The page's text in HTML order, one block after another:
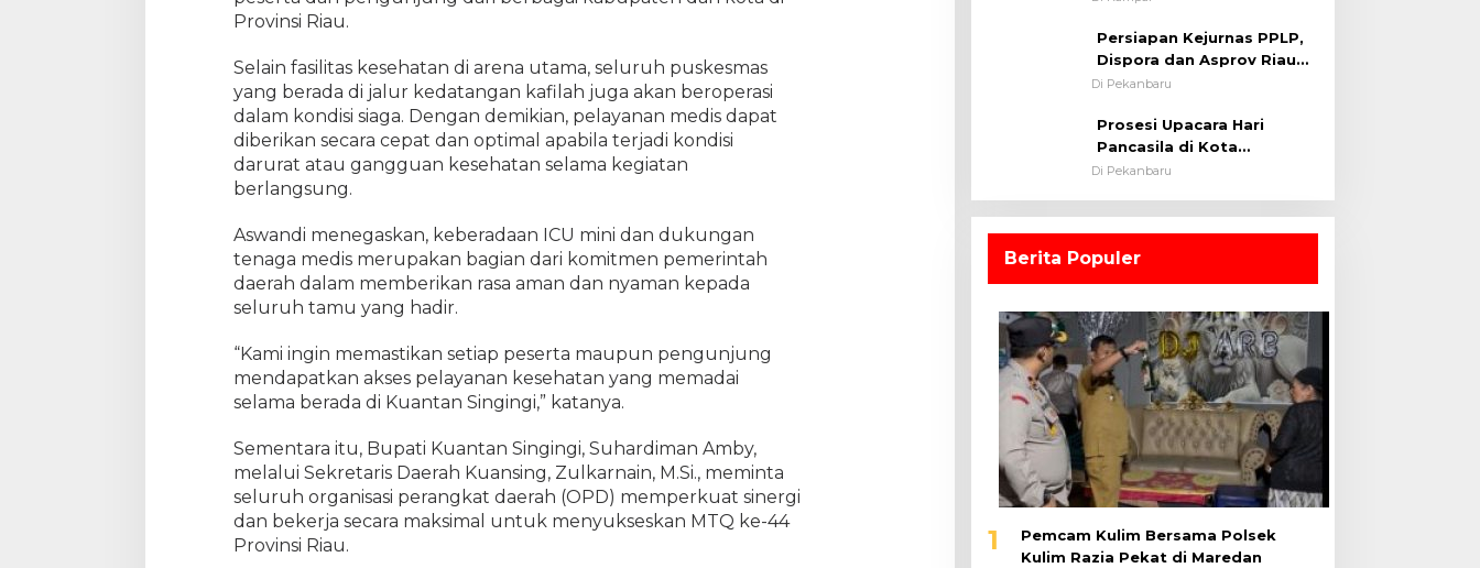
k
e
n
s
k
s
e
k
a
n
M
Q
R
k
e
-
4
4
Provinsi Riau.
Selain fasilitas kesehatan di arena utama, seluruh puskesmas
yang berada di jalur kedatangan kafilah juga akan beroperasi
dalam kondisi siaga. Dengan demikian, pelayanan medis dapat
diberikan secara cepat dan optimal apabila terjadi kondisi
darurat atau gangguan kesehatan selama kegiatan
berlangsung.
Aswandi menegaskan, keberadaan ICU mini dan dukungan
tenaga medis merupakan bagian dari komitmen pemerintah
daerah dalam memberikan rasa aman dan nyaman kepada
seluruh tamu yang hadir.
“Kami ingin memastikan setiap peserta maupun pengunjung
mendapatkan akses pelayanan kesehatan yang memadai
selama berada di Kuantan Singingi,” katanya.
Sementara itu, Bupati Kuantan Singingi, Suhardiman Amby,
melalui Sekretaris Daerah Kuansing, Zulkarnain, M.Si., meminta
seluruh organisasi perangkat daerah (OPD) memperkuat sinergi
dan bekerja secara maksimal untuk menyukseskan MTQ ke-44
Provinsi Riau.
Persiapan Kejurnas PPLP,
Dispora dan Asprov Riau
Tinjau Kelayakan Rumput
Di Pekanbaru
Prosesi Upacara Hari
Pancasila di Kota
Pekanbaru Tetap Khidmat
Di Pekanbaru
Berita Populer
1
Pemcam Kulim Bersama Polsek
Kulim Razia Pekat di Maredan